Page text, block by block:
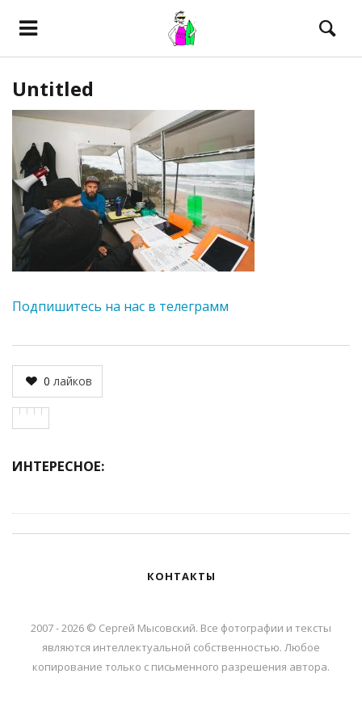
Untitled
Подпишитесь на нас в телеграмм
0 лайков
ИНТЕРЕСНОЕ:
КОНТАКТЫ
2007 - 2026 © Сергей Мысовский. Все фотографии и тексты
являются интеллектуальной собственностью. Любое
копирование только с письменного разрешения автора.